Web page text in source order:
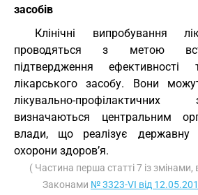
засобів
Клінічні випробування
проводяться з метою
підтвердження ефективності
лікарського засобу. Вони
лікувально-
визначаються центральним
влади, що реалізує державну
охорони здоров’я.
( Частина перша статті 7 із змінами,
Законами № 3323-VI від